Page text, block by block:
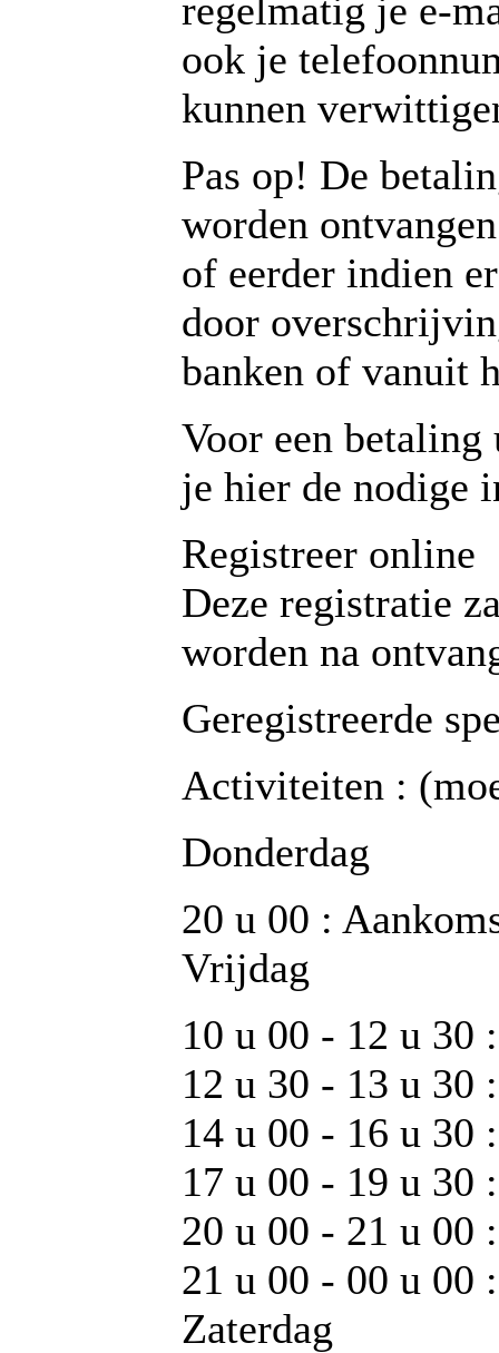
regelmatig je e-
ook je
kunnen
Pas op! De
worden
of eerder indien
door
banken of vanuit
Voor een
je hier de nodige
Registreer online
Deze registratie
worden na
Geregistreerde
Activiteiten :
Donderdag
20 u 00 :
Vrijdag
10 u 00 - 12 u 30
12 u 30 - 13 u 30
14 u 00 - 16 u 30
17 u 00 - 19 u
20 u 00 - 21 u 00
21 u 00 - 00 u 00
Zaterdag